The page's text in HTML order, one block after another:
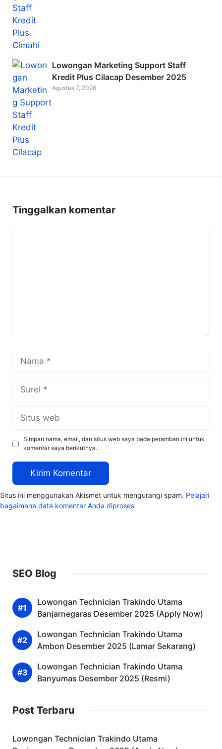
Lowongan Marketing Support Staff
Kredit Plus Cilacap Desember 2025
Agustus 7, 2026
Tinggalkan komentar
web
Simpan nama, email, dan situs web saya pada peramban ini untuk
komentar saya berikutnya.
Situs ini menggunakan Akismet untuk mengurangi spam. Pelajari
bagaimana data komentar Anda diproses
SEO Blog
Lowongan Technician Trakindo Utama
Banjarnegaras Desember 2025 (Apply Now)
Lowongan Technician Trakindo Utama
Ambon Desember 2025 (Lamar Sekarang)
Lowongan Technician Trakindo Utama
Banyumas Desember 2025 (Resmi)
Post Terbaru
Lowongan Technician Trakindo Utama